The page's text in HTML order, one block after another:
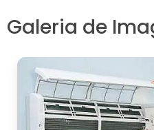
bom estado de
de paradas
diárias. Com
manutenção
que o fan coil
confiável e eficiente.
Galeria de